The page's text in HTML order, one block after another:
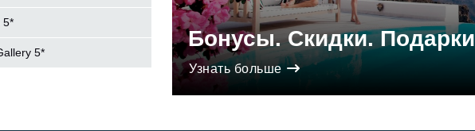
5*
5*
Бонусы. Скидки. Подарки
Узнать больше